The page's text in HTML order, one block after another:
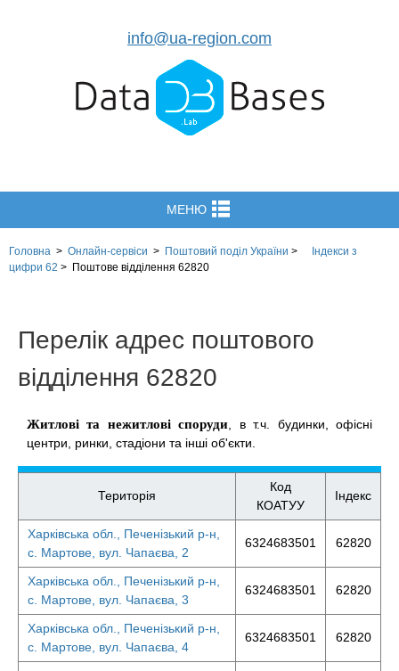
info@ua-region.com
МЕНЮ
Головна > Онлайн-сервіси > Поштовий поділ України >
Індекси з
цифри 62 > Поштове відділення 62820
Перелік адрес поштового
відділення 62820
Житлові та нежитлові споруди , в т.ч. будинки, офісні
центри, ринки, стадіони та інші об'єкти.
Територія
Код
КОАТУУ
Індекс
Харківська обл., Печенізький р-н,
с. Мартове, вул. Чапаєва, 2
6324683501 62820
Харківська обл., Печенізький р-н,
с. Мартове, вул. Чапаєва, 3
6324683501 62820
Харківська обл., Печенізький р-н,
с. Мартове, вул. Чапаєва, 4
6324683501 62820